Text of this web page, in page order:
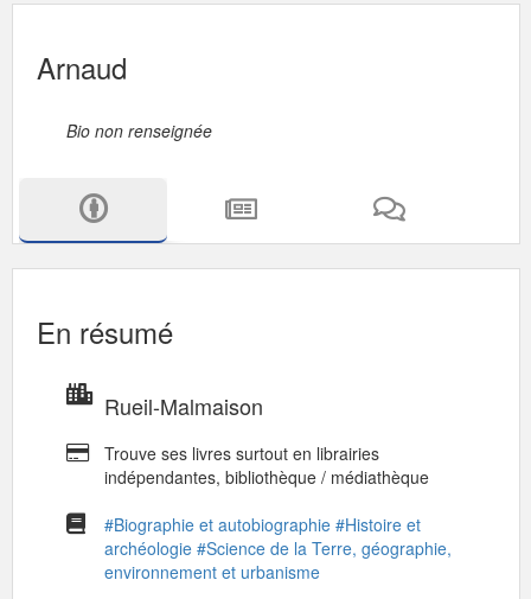
Arnaud
Bio non renseignée
En résumé
Rueil-Malmaison
Trouve ses livres surtout en librairies
indépendantes, bibliothèque / médiathèque
#Biographie et autobiographie #Histoire et
archéologie #Science de la Terre, géographie,
environnement et urbanisme